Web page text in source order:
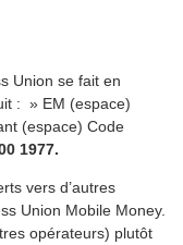
Union se fait en
: » EM (espace)
(espace) Code
1977.
vers d’autres
Union Mobile Money.
opérateurs) plutôt